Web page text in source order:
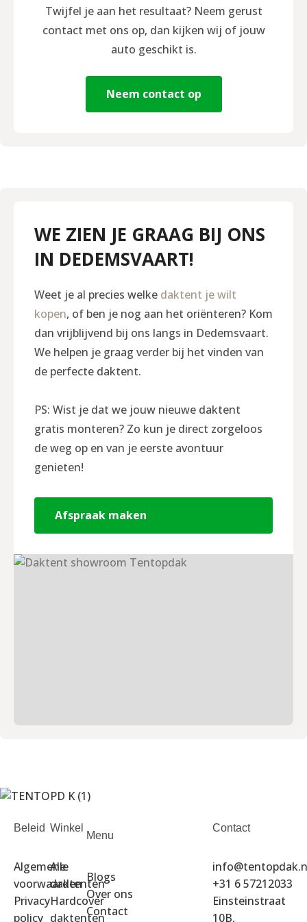
Twijfel je aan het resultaat? Neem gerust
contact met ons op, dan kijken wij of jouw
auto geschikt is.
Neem contact op
WE ZIEN JE GRAAG BIJ ONS
IN DEDEMSVAART!
Weet je al precies welke daktent je wilt
kopen, of ben je nog aan het oriënteren? Kom
dan vrijblijvend bij ons langs in Dedemsvaart.
We helpen je graag verder bij het vinden van
de perfecte daktent.
PS: Wist je dat we jouw nieuwe daktent
gratis monteren? Zo kun je direct zorgeloos
de weg op en van je eerste avontuur
genieten!
Afspraak maken
Beleid
Algemene
voorwaarden
Privacy
policy
Winkel
Alle
daktenten
Hardcover
daktenten
Menu
Blogs
Over ons
Contact
Contact
+31 6 57212033
Einsteinstraat
10B,